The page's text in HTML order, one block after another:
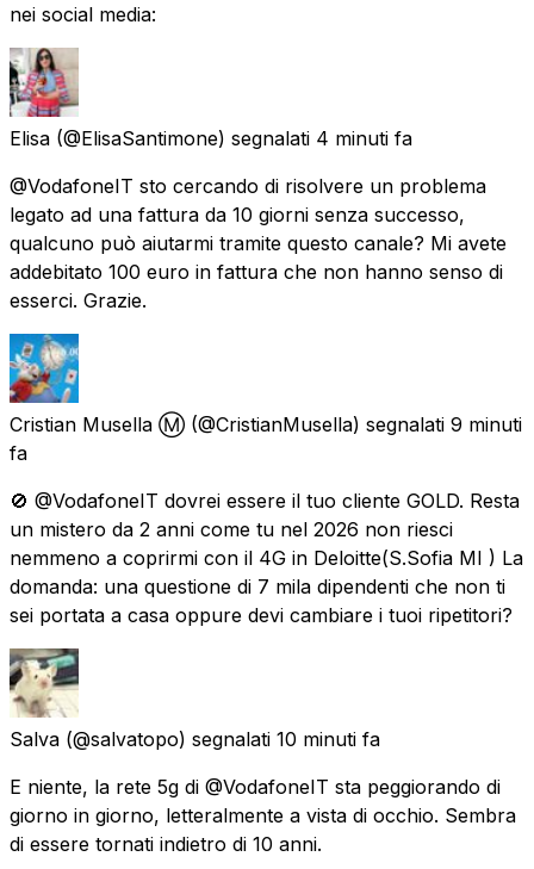
nei social media:
Elisa (@ElisaSantimone) segnalati 4 minuti fa
@VodafoneIT sto cercando di risolvere un problema
legato ad una fattura da 10 giorni senza successo,
qualcuno può aiutarmi tramite questo canale? Mi avete
addebitato 100 euro in fattura che non hanno senso di
esserci. Grazie.
Cristian Musella Ⓜ️ (@CristianMusella) segnalati 9 minuti
fa
🚫 @VodafoneIT dovrei essere il tuo cliente GOLD. Resta
un mistero da 2 anni come tu nel 2026 non riesci
nemmeno a coprirmi con il 4G in Deloitte(S.Sofia MI ) La
domanda: una questione di 7 mila dipendenti che non ti
sei portata a casa oppure devi cambiare i tuoi ripetitori?
Salva (@salvatopo) segnalati 10 minuti fa
E niente, la rete 5g di @VodafoneIT sta peggiorando di
giorno in giorno, letteralmente a vista di occhio. Sembra
di essere tornati indietro di 10 anni.